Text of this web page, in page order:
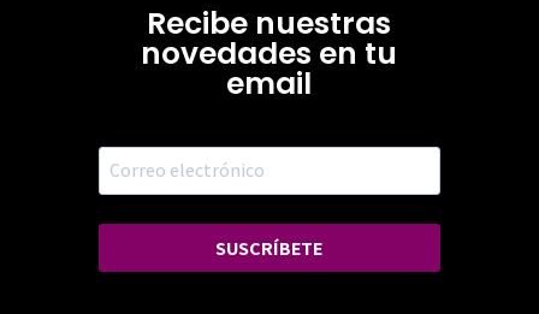
Recibe nuestras
novedades en tu
email
SUSCRÍBETE